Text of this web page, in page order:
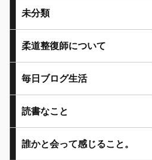
未分類
柔道整復師について
毎日ブログ生活
読書なこと
誰かと会って感じること。